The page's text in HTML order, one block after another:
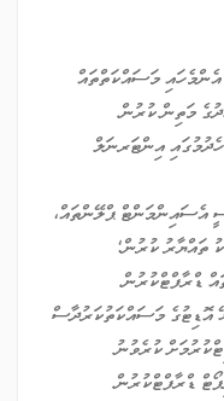
މަސައްކަތްތައް
މަތިން ކުރުން.
އިންޓަރނަލް
އެސައިންމަންޓް ޕްލޭންތައް،
ތައްޔާރު ކުރުން؛
ޑްރާފްޓްކުރުން.
އޮޑިޓުގެ މަސައްކަތުކަރުދާސް
ކުރެވުނު
ޑްރާފްޓްކުރުން.